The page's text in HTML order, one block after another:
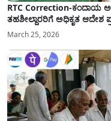
RTC Correction-ಕಂದಾಯ
ತಹಶೀಲ್ದಾರರಿಗೆ ಅಧಿಕೃತ ಆದೇಶ
March 25, 2026